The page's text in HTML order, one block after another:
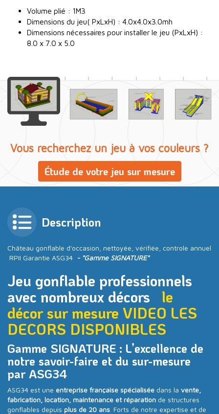
Volume plié : 1M3
Dimensions du jeu( PxLxH) : 4.0x4.0x3.0mh
Dimensions nécessaires pour installer le jeu (PxLxH) :
8.0 x 7.0 x 5.0
Vous recherchez un jeu à vos couleurs ?
Étude de votre jeu sur mesure
Description
Château gonflable d'occasion, nettoyée, vérifiée, controle annuel
RPII Garantie ASG34 - "Gamme SIGNATURE"
Jeu gonflable professionnels
avec nombreux décors
le
décor sur mesure VIDEO LES
DECORS DISPONIBLES
Gamme SIGNATURE : L’excellence de
notre savoir-faire et du sur-mesure
par ASG34
ASG34 est une entreprise française spécialisée dans la vente,
fabrication, location, maintenance et réparation de structures
gonflables depuis plus de 20 ans . Forts de notre expertise et de